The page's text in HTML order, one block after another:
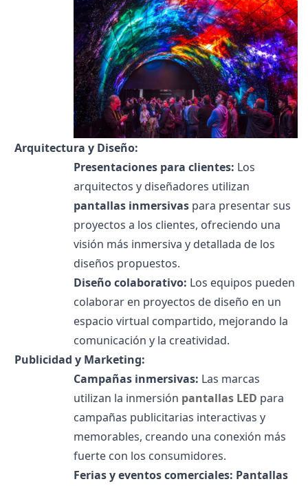
Arquitectura y Diseño:
Presentaciones para clientes: Los
arquitectos y diseñadores utilizan
pantallas inmersivas para presentar sus
proyectos a los clientes, ofreciendo una
visión más inmersiva y detallada de los
diseños propuestos.
Diseño colaborativo: Los equipos pueden
colaborar en proyectos de diseño en un
espacio virtual compartido, mejorando la
comunicación y la creatividad.
Publicidad y Marketing:
Campañas inmersivas: Las marcas
utilizan la inmersión pantallas LED para
campañas publicitarias interactivas y
memorables, creando una conexión más
fuerte con los consumidores.
Ferias y eventos comerciales: Pantallas